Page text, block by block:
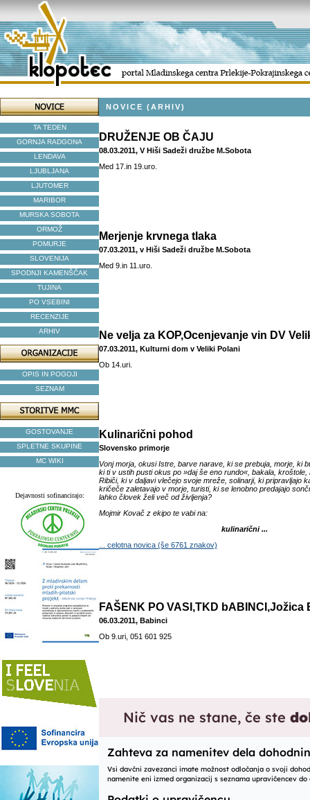
TA TEDEN
GORNJA RADGONA
LENDAVA
LJUBLJANA
LJUTOMER
MARIBOR
MURSKA SOBOTA
ORMOŽ
POMURJE
SLOVENIJA
SPODNJI KAMENŠČAK
TUJINA
PO VSEBINI
RECENZIJE
ARHIV
OPIS IN POGOJI
SEZNAM
GOSTOVANJE
SPLETNE SKUPINE
MC WIKI
Dejavnosti sofinancirajo:
NOVICE (ARHIV)
DRUŽENJE OB ČAJU
08.03.2011, V Hiši Sadeži družbe M.Sobota
Med 17.in 19.uro.
Merjenje krvnega tlaka
07.03.2011, v Hiši Sadeži družbe M.Sobota
Med 9.in 11.uro.
Ne velja za KOP,Ocenjevanje vin DV
07.03.2011, Kulturni dom v Veliki Polani
Ob 14.uri.
Kulinarični pohod
Slovensko primorje
Vonj morja, okusi Istre, barve narave, ki se prebuja, morje, ki
ki ti v ustih pusti okus po »daj še eno rundo«, bakala, kroštole,
Ribiči, ki v daljavi vlečejo svoje mreže, solinarji, ki pripravljajo
kričeče zaletavajo v morje, turisti, ki se lenobno predajajo
lahko človek želi več od življenja?
Mojmir Kovač z ekipo te vabi na:
kulinarični ...
... celotna novica (še 6761 znakov)
FAŠENK PO VASI,TKD bABINCI,Jožica
06.03.2011, Babinci
Ob 9.uri, 051 601 925